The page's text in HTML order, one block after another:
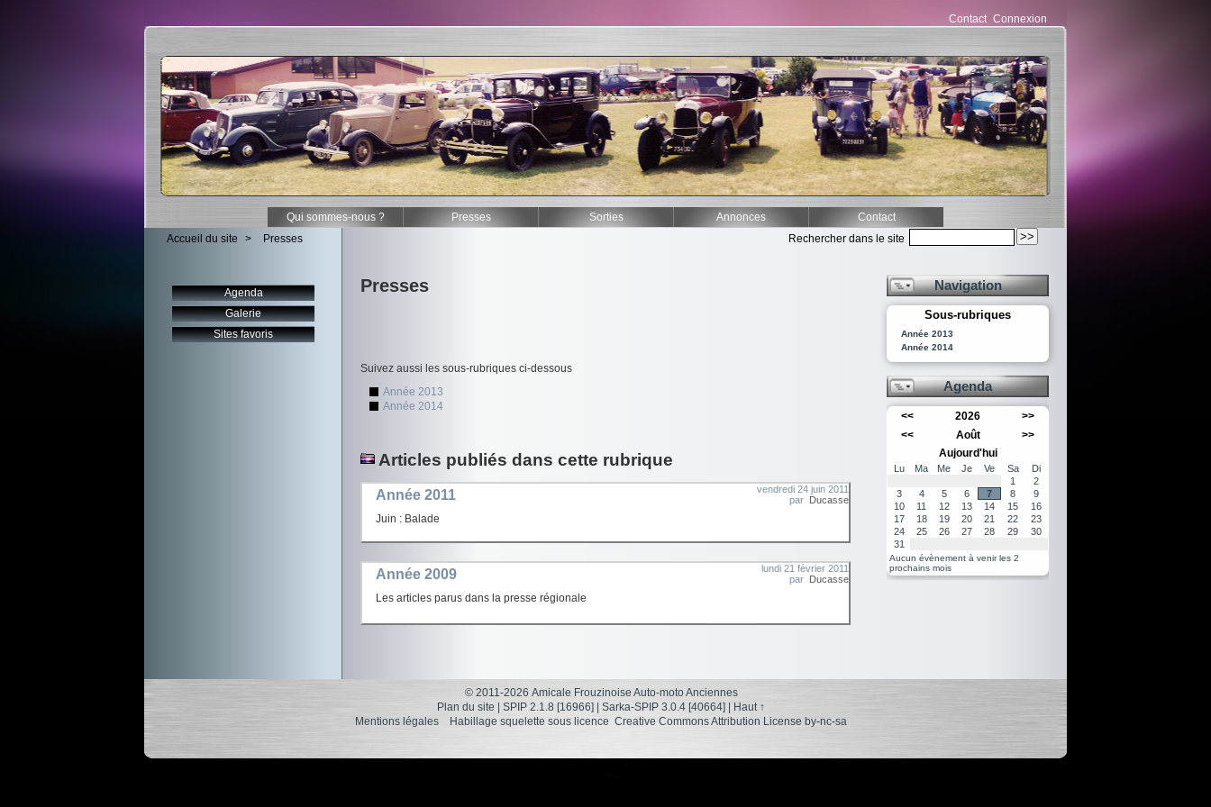
Contact Connexion
Qui sommes-nous ? Presses Sorties Annonces
Contact
Rechercher dans le site
Accueil du site > Presses
Presses
Suivez aussi les sous-rubriques ci-dessous
Année 2013
Année 2014
Articles publiés dans cette rubrique
vendredi 24 juin 2011
par Ducasse
Année 2011
Juin : Balade
lundi 21 février 2011
par Ducasse
Année 2009
Les articles parus dans la presse régionale
Agenda
Galerie
Sites favoris
Navigation
Sous-rubriques
Année 2013
Année 2014
Agenda
<< 2026
>>
<<
Août
>>
Aujourd'hui
Lu Ma Me Je Ve Sa
Di
1
2
3
4 5 6 7 8
9
10
11 12 13 14 15
16
17
18 19 20 21 22
23
24
25 26 27 28 29
30
31
Aucun évènement à venir les 2
prochains mois
© 2011-2026 Amicale Frouzinoise Auto-moto Anciennes
Plan du site
SPIP 2.1.8 [16966] Sarka-SPIP 3.0.4 [40664]
Haut ↑
Mentions légales Habillage squelette sous licence Creative Commons Attribution License by-nc-sa